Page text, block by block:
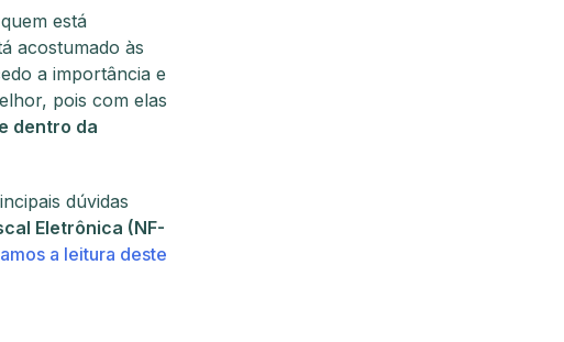
está
acostumado às
a importância e
pois com elas
dentro da
dúvidas
Eletrônica (NF-
a leitura deste